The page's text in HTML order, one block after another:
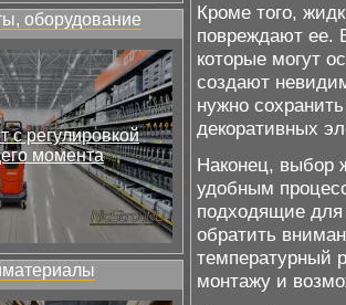
оборудование
с регулировкой
момента
Кроме того,
повреждают ее.
которые могут
создают
нужно
декоративных
Наконец, выбор
удобным
подходящие для
обратить
температурный
монтажу и